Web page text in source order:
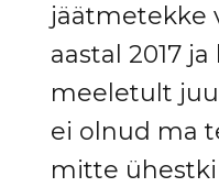
jäätmetekke
aastal 2017
meeletult
ei olnud ma
mitte ühestki